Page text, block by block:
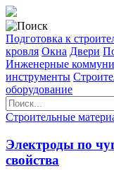
Подготовка к
кровля Окна Двери
Инженерные
инструменты
оборудование
Строительные
Электроды по
свойства